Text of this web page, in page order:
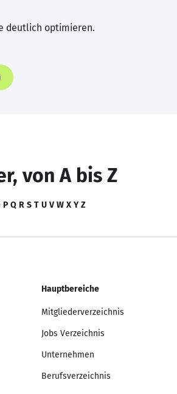
deutlich optimieren.
von A bis Z
P Q R S T U V W X Y Z
Hauptbereiche
Mitgliederverzeichnis
Jobs Verzeichnis
Unternehmen
Berufsverzeichnis